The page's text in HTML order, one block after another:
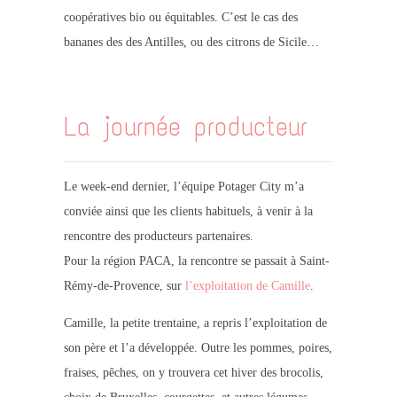
coopératives bio ou équitables. C’est le cas des
bananes des des Antilles, ou des citrons de Sicile…
La journée producteur
Le week-end dernier, l’équipe Potager City m’a
conviée ainsi que les clients habituels, à venir à la
rencontre des producteurs partenaires.
Pour la région PACA, la rencontre se passait à Saint-
Rémy-de-Provence, sur l’exploitation de Camille.
Camille, la petite trentaine, a repris l’exploitation de
son père et l’a développée. Outre les pommes, poires,
fraises, pêches, on y trouvera cet hiver des brocolis,